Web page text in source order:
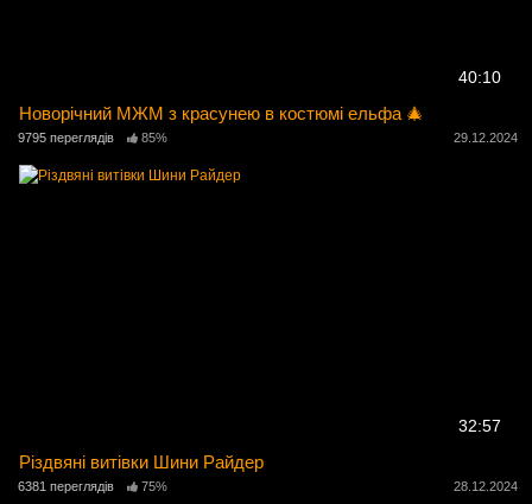
40:10
Новорічний МЖМ з красунею в костюмі ельфа 🎄
9795 переглядів 85% 29.12.2024
32:57
Різдвяні витівки Шини Райдер
6381 переглядів 75% 28.12.2024